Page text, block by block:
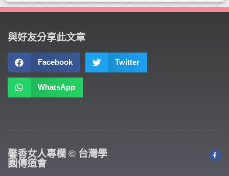
與好友分享此文章
Facebook Twitter
WhatsApp
馨香女人專欄 © 台灣學
園傳道會